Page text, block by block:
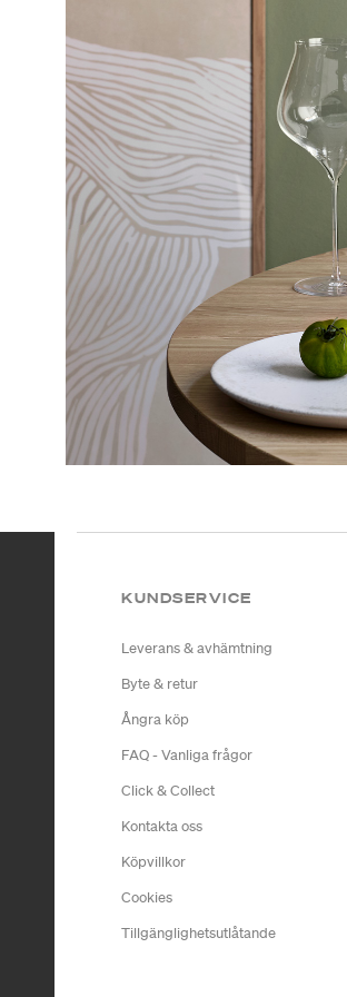
KUNDSERVICE
Leverans & avhämtning
Byte & retur
Ångra köp
FAQ - Vanliga frågor
Click & Collect
Kontakta oss
Köpvillkor
Cookies
Tillgänglighetsutlåtande